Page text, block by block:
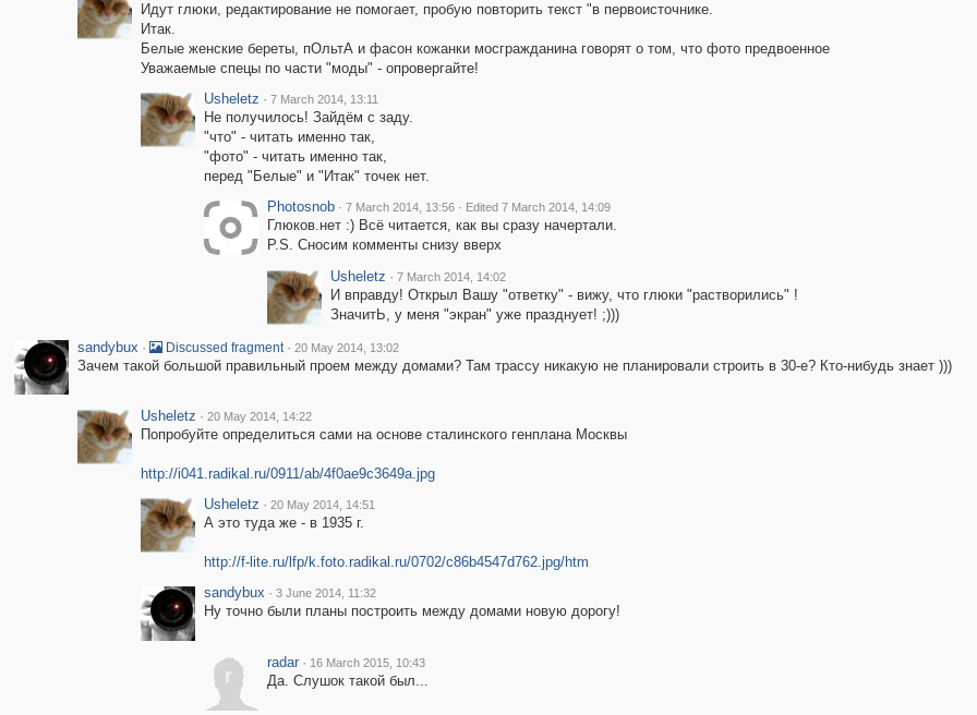
Идут глюки, редактирование не помогает, пробую повторить текст "в первоисточнике.
Итак.
Белые женские береты, пОльтА и фасон кожанки мосгражданина говорят о том, что фото предвоенное
Уважаемые спецы по части "моды" - опровергайте!
Usheletz · 7 March 2014, 13:11
Не получилось! Зайдём с заду.
"что" - читать именно так,
"фото" - читать именно так,
перед "Белые" и "Итак" точек нет.
Photosnob · 7 March 2014, 13:56 · Edited 7 March 2014, 14:09
Глюков.нет :) Всё читается, как вы сразу начертали.
P.S. Сносим комменты снизу вверх
Usheletz · 7 March 2014, 14:02
И вправду! Открыл Вашу "ответку" - вижу, что глюки "растворились" !
ЗначитЬ, у меня "экран" уже празднует! ;)))
sandybux · Discussed fragment · 20 May 2014, 13:02
Зачем такой большой правильный проем между домами? Там трассу никакую не планировали строить в 30-е? Кто-нибудь знает )))
Usheletz · 20 May 2014, 14:22
Попробуйте определиться сами на основе сталинского генплана Москвы
http://i041.radikal.ru/0911/ab/4f0ae9c3649a.jpg
Usheletz · 20 May 2014, 14:51
А это туда же - в 1935 г.
http://f-lite.ru/lfp/k.foto.radikal.ru/0702/c86b4547d762.jpg/htm
sandybux · 3 June 2014, 11:32
Ну точно были планы построить между домами новую дорогу!
r
radar · 16 March 2015, 10:43
Да. Слушок такой был...